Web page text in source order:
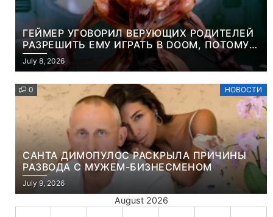
ГЕЙМЕР УГОВОРИЛ ВЕРУЮЩИХ РОДИТЕЛЕЙ
РАЗРЕШИТЬ ЕМУ ИГРАТЬ В DOOM, ПОТОМУ
ЧТО ЭТО ХРИСТИАНСКАЯ ИГРА ПРО
УБИЙСТВО ДЕМОНОВ
July 8, 2026
0 НОВОСТИ
САНТА ДИМОПУЛОС РАСКРЫЛА ПРИЧИНЫ
РАЗВОДА С МУЖЕМ-БИЗНЕСМЕНОМ
July 9, 2026
August 2026